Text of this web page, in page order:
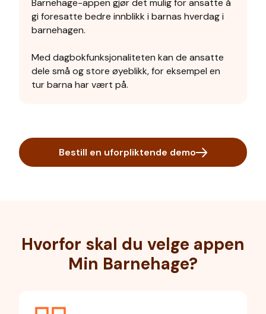
Barnehage-appen gjør det mulig for ansatte å
gi foresatte bedre innblikk i barnas hverdag i
barnehagen.
Med dagbokfunksjonaliteten kan de ansatte
dele små og store øyeblikk, for eksempel en
tur barna har vært på.
Bestill en uforpliktende demo
Hvorfor skal du velge appen
Min Barnehage?